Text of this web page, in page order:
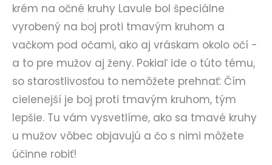
krém na očné kruhy Lavule bol špeciálne
vyrobený na boj proti tmavým kruhom a
vačkom pod očami, ako aj vráskam okolo očí -
a to pre mužov aj ženy. Pokiaľ ide o túto tému,
so starostlivosťou to nemôžete prehnať: Čím
cielenejší je boj proti tmavým kruhom, tým
lepšie. Tu vám vysvetlíme, ako sa tmavé kruhy
u mužov vôbec objavujú a čo s nimi môžete
účinne robiť!